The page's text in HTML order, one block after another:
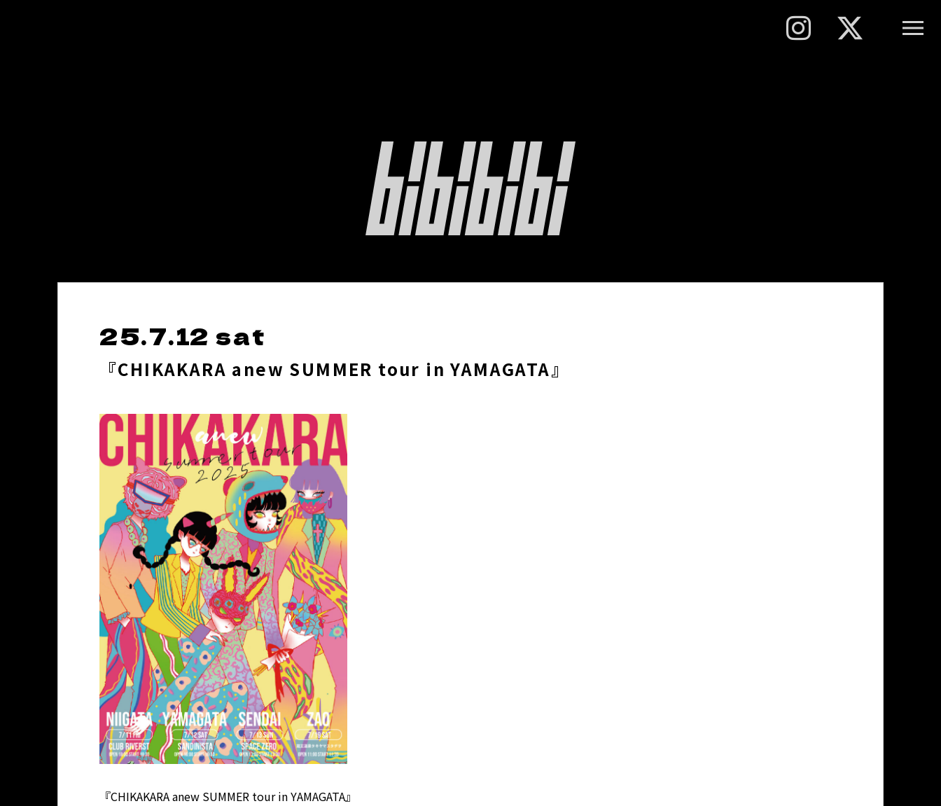
25.7.12 sat
『CHIKAKARA anew SUMMER tour in YAMAGATA』
『CHIKAKARA anew SUMMER tour in YAMAGATA』